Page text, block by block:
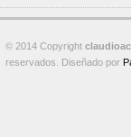
© 2014 Copyright
reservados. Diseñado por